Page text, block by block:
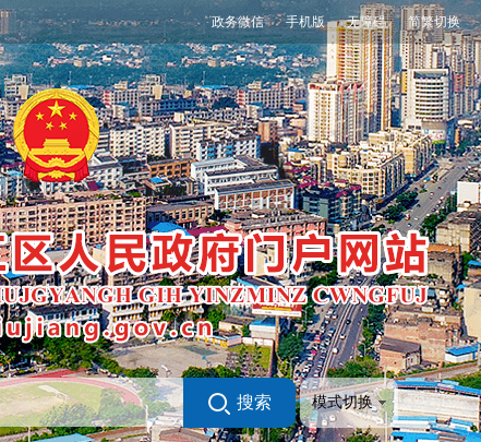
政务微信 手机版 无障碍 简繁切换
搜索 模式切换